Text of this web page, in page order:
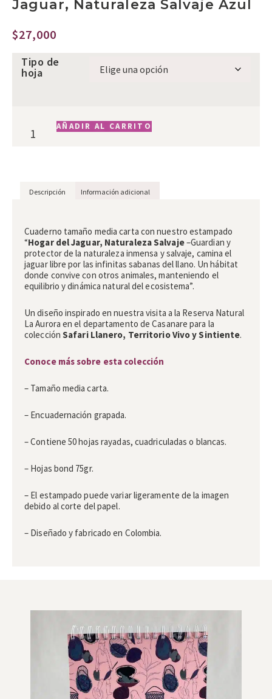
Jaguar, Naturaleza Salvaje Azul
$27,000
Tipo de
hoja
AÑADIR AL CARRITO
Descripción Información adicional
Cuaderno tamaño media carta con nuestro estampado
“Hogar del Jaguar, Naturaleza Salvaje­–Guardian y
protector de la naturaleza inmensa y salvaje, camina el
jaguar libre por las infinitas sabanas del llano. Un hábitat
donde convive con otros animales, manteniendo el
equilibrio y dinámica natural del ecosistema”.
Un diseño inspirado en nuestra visita a la Reserva Natural
La Aurora en el departamento de Casanare para la
colección Safari Llanero, Territorio Vivo y Sintiente.
Conoce más sobre esta colección
– Tamaño media carta.
– Encuadernación grapada.
– Contiene 50 hojas rayadas, cuadriculadas o blancas.
– Hojas bond 75gr.
– El estampado puede variar ligeramente de la imagen
debido al corte del papel.
– Diseñado y fabricado en Colombia.